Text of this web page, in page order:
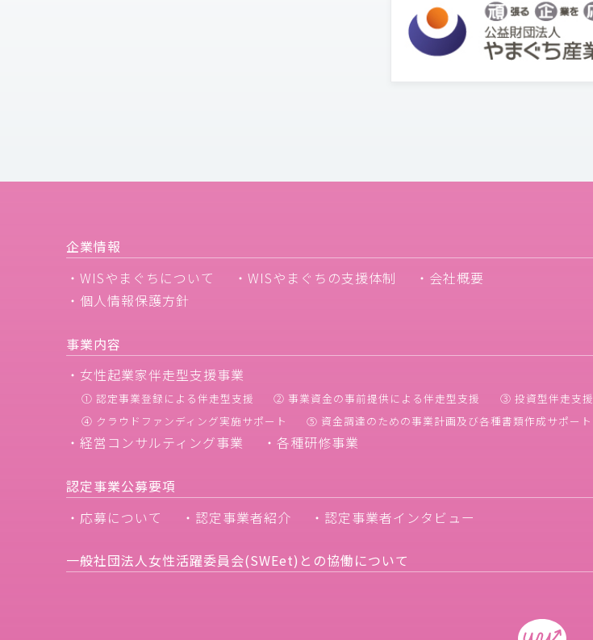
企業情報
・WISやまぐちについて
・WISやまぐちの支援体制
・会社概要
・個人情報保護方針
事業内容
・女性起業家伴走型支援事業
① 認定事業登録による伴走型支援 ② 事業資金の事前提供による伴走型支援
③ 投資型伴走支援
④ クラウドファンディング実施サポート
⑤ 資金調達のための事業計画及び各種書類作成サポート
・経営コンサルティング事業 ・各種研修事業
認定事業公募要項
・応募について
・認定事業者紹介 ・認定事業者インタビュー
一般社団法人女性活躍委員会(SWEet)との協働について